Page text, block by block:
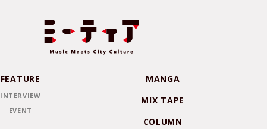
FEATURE
INTERVIEW
EVENT
MANGA
MIX TAPE
COLUMN